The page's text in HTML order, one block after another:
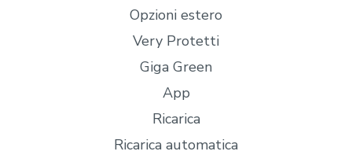
Opzioni estero
Very Protetti
Giga Green
App
Ricarica
Ricarica automatica